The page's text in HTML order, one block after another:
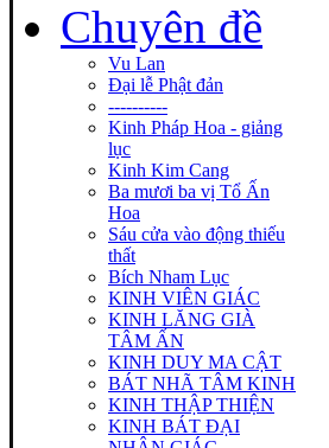
Chuyên đề
Vu Lan
Đại lễ Phật đản
----------
Kinh Pháp Hoa - giảng
lục
Kinh Kim Cang
Ba mươi ba vị Tổ Ấn
Hoa
Sáu cửa vào động thiếu
thất
Bích Nham Lục
KINH VIÊN GIÁC
KINH LĂNG GIÀ
TÂM ẤN
KINH DUY MA CẬT
BÁT NHÃ TÂM KINH
KINH THẬP THIỆN
KINH BÁT ĐẠI